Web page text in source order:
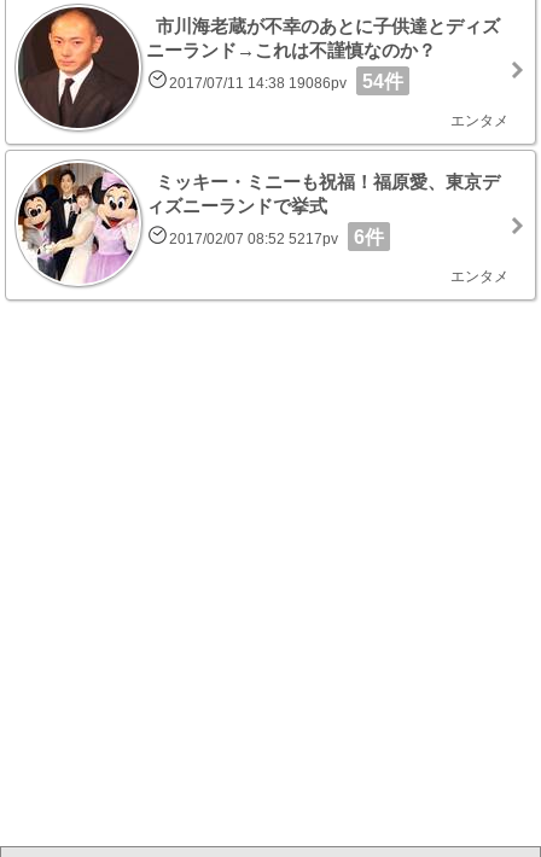
市川海老蔵が不幸のあとに子供達とディズ
ニーランド→これは不謹慎なのか？
2017/07/11 14:38 19086pv 54件
エンタメ
ミッキー・ミニーも祝福！福原愛、東京デ
ィズニーランドで挙式
2017/02/07 08:52 5217pv 6件
エンタメ